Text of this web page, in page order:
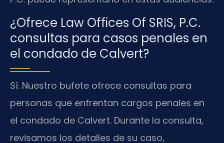
¿Ofrece Law Offices Of SRIS, P.C.
consultas para casos penales en
el condado de Calvert?
Sí. Nuestro bufete ofrece consultas para
personas que enfrentan cargos penales en
el condado de Calvert. Durante la consulta,
revisamos los detalles de su caso,